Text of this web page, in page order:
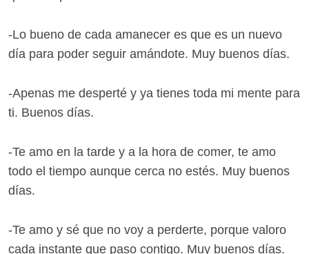
-Lo bueno de cada amanecer es que es un nuevo
día para poder seguir amándote. Muy buenos días.
-Apenas me desperté y ya tienes toda mi mente para
ti. Buenos días.
-Te amo en la tarde y a la hora de comer, te amo
todo el tiempo aunque cerca no estés. Muy buenos
días.
-Te amo y sé que no voy a perderte, porque valoro
cada instante que paso contigo. Muy buenos días.